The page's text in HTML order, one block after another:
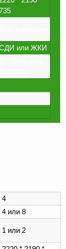
или ЖКИ
4
4 или 8
1 или 2